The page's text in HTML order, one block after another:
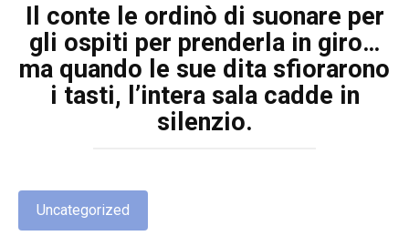
Il conte le ordinò di suonare per
gli ospiti per prenderla in giro…
ma quando le sue dita sfiorarono
i tasti, l’intera sala cadde in
silenzio.
Uncategorized